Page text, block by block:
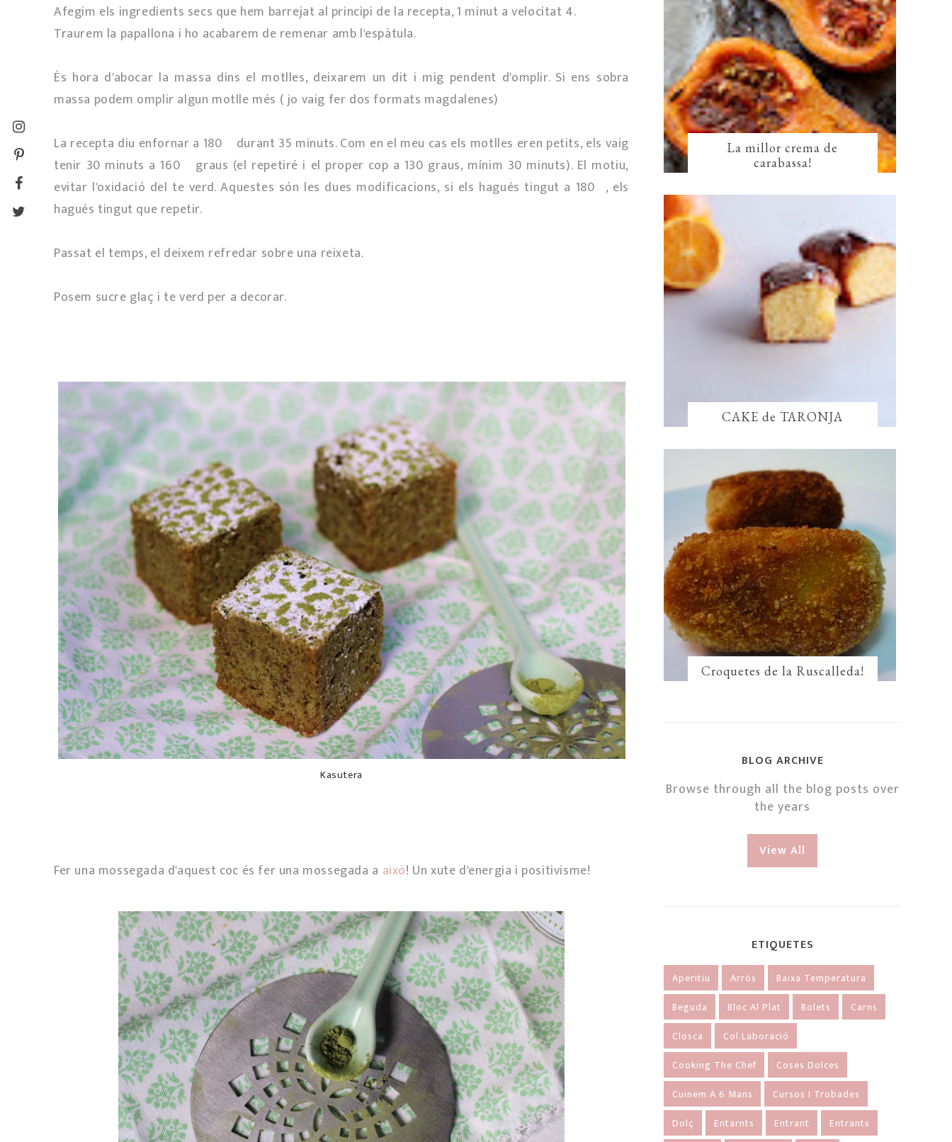
Afegim els ingredients secs que hem barrejat al principi de la recepta, 1 minut a velocitat 4.
Traurem la papallona i ho acabarem de remenar amb l'espàtula.
És hora d'abocar la massa dins el motlles, deixarem un dit i mig pendent d'omplir. Si ens sobra
massa podem omplir algun motlle més ( jo vaig fer dos formats magdalenes)
La recepta diu enfornar a 180º durant 35 minuts. Com en el meu cas els motlles eren petits, els vaig
tenir 30 minuts a 160º graus (el repetiré i el proper cop a 130 graus, mínim 30 minuts). El motiu,
evitar l'oxidació del te verd. Aquestes són les dues modificacions, si els hagués tingut a 180º, els
hagués tingut que repetir.
Passat el temps, el deixem refredar sobre una reixeta.
Posem sucre glaç i te verd per a decorar.
Kasutera
Fer una mossegada d'aquest coc és fer una mossegada a aixó! Un xute d'energia i positivisme!
La millor crema de
carabassa!
CAKE de TARONJA
Croquetes de la Ruscalleda!
BLOG ARCHIVE
Browse through all the blog posts over
the years
View All
ETIQUETES
Aperitiu Arròs
Baixa Temperatura
Beguda
Bloc Al Plat Bolets
Carns
Closca
Col.laboració
Cooking The Chef
Coses Dolces
Cuinem A 6 Mans
Cursos I Trobades
Dolç
Entarnts Entrant Entrants